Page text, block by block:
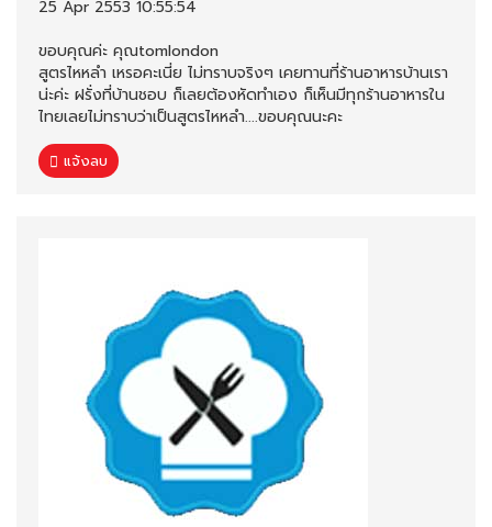
25 Apr 2553 10:55:54
ขอบคุณค่ะ คุณtomlondon
สูตรไหหลำ เหรอคะเนี่ย ไม่ทราบจริงๆ เคยทานที่ร้านอาหารบ้านเรา
น่ะค่ะ ฝรั่งที่บ้านชอบ ก็เลยต้องหัดทำเอง ก็เห็นมีทุกร้านอาหารใน
ไทยเลยไม่ทราบว่าเป็นสูตรไหหลำ....ขอบคุณนะคะ
แจ้งลบ